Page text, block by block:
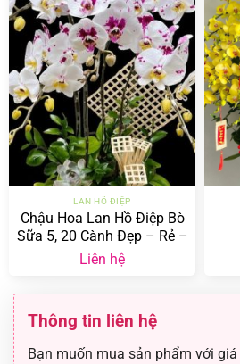
LAN HỒ ĐIỆP
Chậu Hoa Lan Hồ Điệp Bò
Sữa 5, 20 Cành Đẹp – Rẻ –
Màu Sắc Độc Lạ
Liên hệ
Thông tin liên hệ
Bạn muốn mua sản phẩm với giá